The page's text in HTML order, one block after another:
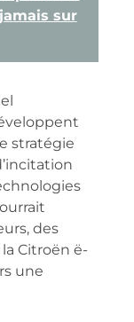
sur
stratégie
des
Citroën ë-
une